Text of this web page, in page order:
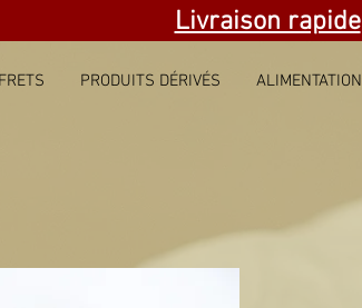
Livraison rapide
PRODUITS DÉRIVÉS ALIMENTATION